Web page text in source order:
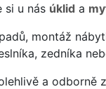
si u nás úklid a
montáž
zedníka
a odborně